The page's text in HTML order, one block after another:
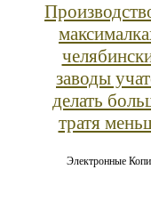
заводы
делать
тратя
Электронные